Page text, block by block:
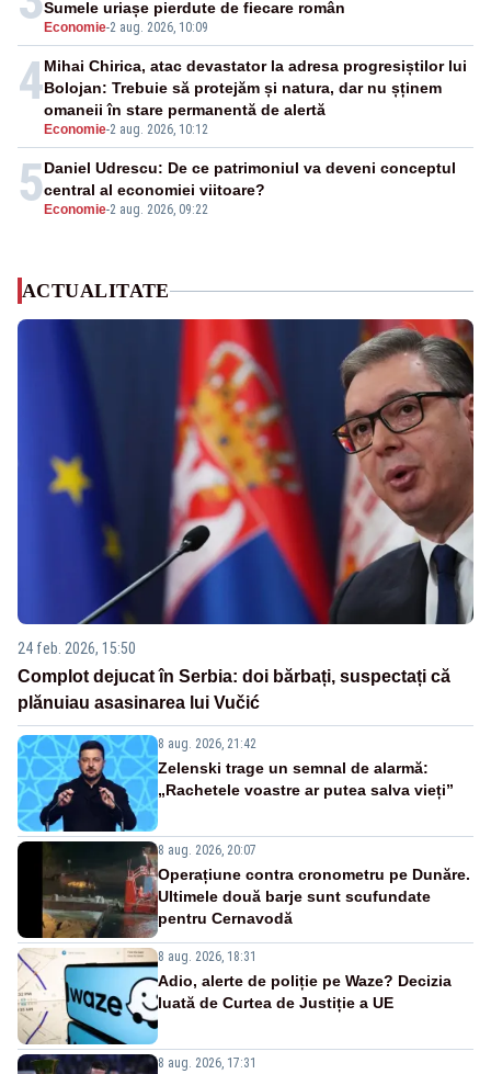
Economie-2 aug. 2026, 10:09
Sumele uriașe pierdute de fiecare român
4
Economie-2 aug. 2026, 10:12
Mihai Chirica, atac devastator la adresa progresiștilor lui
Bolojan: Trebuie să protejăm și natura, dar nu șținem
omaneii în stare permanentă de alertă
5 Economie-2 aug. 2026, 09:22
Daniel Udrescu: De ce patrimoniul va deveni conceptul
central al economiei viitoare?
ACTUALITATE
24 feb. 2026, 15:50
Complot dejucat în Serbia: doi bărbați, suspectați că
plănuiau asasinarea lui Vučić
8 aug. 2026, 21:42
Zelenski trage un semnal de alarmă:
„Rachetele voastre ar putea salva vieți”
8 aug. 2026, 20:07
Operațiune contra cronometru pe Dunăre.
Ultimele două barje sunt scufundate
pentru Cernavodă
8 aug. 2026, 18:31
Adio, alerte de poliție pe Waze? Decizia
luată de Curtea de Justiție a UE
8 aug. 2026, 17:31